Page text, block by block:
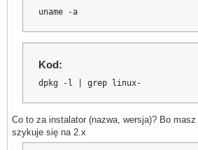
Execution aborted.
uname -a
Kod:
dpkg -l | grep linux-
Co to za instalator (nazwa, wersja)? Bo
szykuje się na 2.x